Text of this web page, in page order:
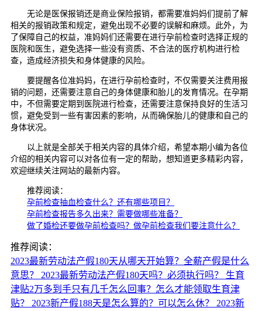
无论是医保报销还是商业保险报销，都需要准妈妈们提前了解
相关的报销政策和规定，避免出现不必要的误解和麻烦。此外，为
了保障自己的权益，准妈妈们还需要在进行孕前检查时选择正规的
医院和医生，避免选择一些没有资质、不合法的医疗机构进行检
查，造成经济损失和身体健康的风险。
要提醒各位准妈妈，在进行孕前检查时，不仅需要关注费用报
销的问题，还需要注意自己的身体健康和胎儿的发育情况。在孕期
中，不但需要定期到医院进行检查，还需要注意保持良好的生活习
惯，避免受到一些有害因素的影响，从而确保胎儿的健康和自己的
身体状况。
以上就是全部关于相关内容的具体介绍，希望本期小编为各位
介绍的相关内容可以对各位有一定的帮助，想知道更多精彩内容，
欢迎继续关注网站的最新内容。
推荐阅读：
孕前检查抽血检查什么？还有哪些项目？
孕前检查报告多久出来？需要做哪些准备？
做了婚检还要做孕前检查吗？做孕前检查我们要注意什么？
推荐阅读：
2023最新劳动法产假180天从哪天开始算？全薪产假是什么
意思？
2023最新劳动法产假180天吗？必须执行吗？
生育
津贴2万多到手只有几千怎么回事？怎么才能领取生育津
贴？
2023新产假188天是怎么算的？可以怎么休？
2023新